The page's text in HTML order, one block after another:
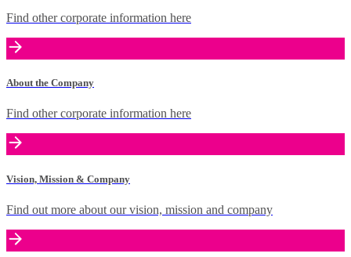
Find other corporate information here
About the Company
Find other corporate information here
Vision, Mission & Company
Find out more about our vision, mission and company